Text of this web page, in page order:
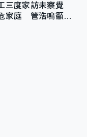
三度家訪未察覺
家庭 管浩鳴籲加